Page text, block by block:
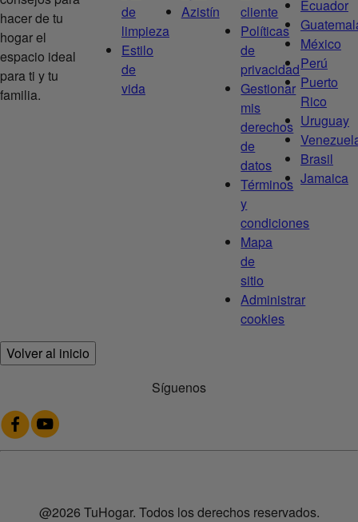
hacer de tu
hogar el
espacio ideal
para ti y tu
familia.
de
limpieza
Estilo
de
vida
Azistín
cliente
Políticas
de
privacidad
Gestionar
mis
derechos
de
datos
Términos
y
condiciones
Mapa
de
sitio
Administrar
cookies
Ecuador
México
Perú
Puerto
Rico
Uruguay
Brasil
Jamaica
Volver al inicio
Síguenos
@2026 TuHogar. Todos los derechos reservados.